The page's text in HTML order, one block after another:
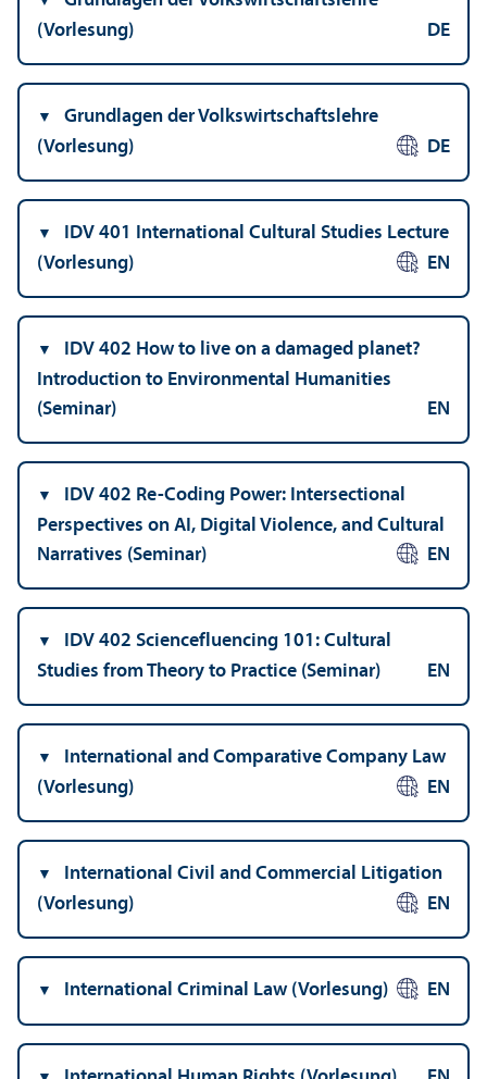
(Vorlesung)
DE
Grundlagen der Volkswirtschafts­lehre
(Vorlesung)
DE
IDV 401 International Cultural Studies Lecture
(Vorlesung)
EN
IDV 402 How to live on a damaged planet?
Introduction to Environmental Humanities
(Seminar)
EN
IDV 402 Re-Coding Power: Intersectional
Perspectives on AI, Digital Violence, and Cultural
Narratives (Seminar)
EN
IDV 402 Sciencefluencing 101: Cultural
Studies from Theory to Practice (Seminar)
EN
International and Comparative Company Law
(Vorlesung)
EN
International Civil and Commercial Litigation
(Vorlesung)
EN
International Criminal Law (Vorlesung) EN